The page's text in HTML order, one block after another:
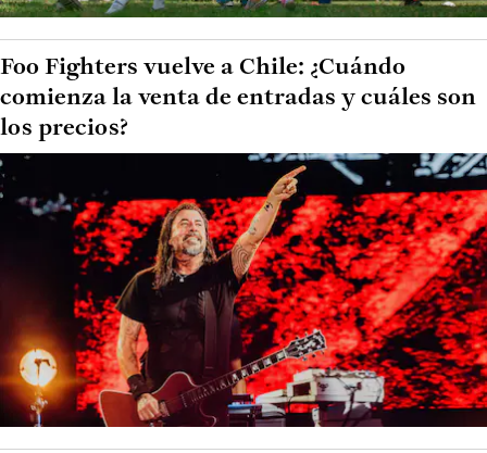
Foo Fighters vuelve a Chile: ¿Cuándo
comienza la venta de entradas y cuáles son
los precios?